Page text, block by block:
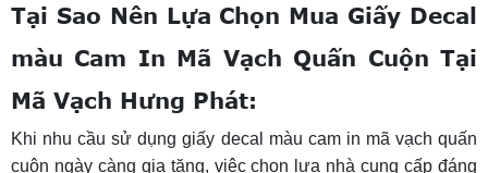
Tại Sao Nên Lựa Chọn Mua Giấy Decal
màu Cam In Mã Vạch Quấn Cuộn Tại
Mã Vạch Hưng Phát:
Khi nhu cầu sử dụng giấy decal màu cam in mã vạch quấn
cuộn ngày càng gia tăng, việc chọn lựa nhà cung cấp đáng